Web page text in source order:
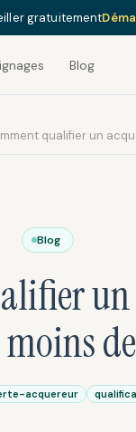
gratuitement
Blog
qualifier un
Blog
acquereur